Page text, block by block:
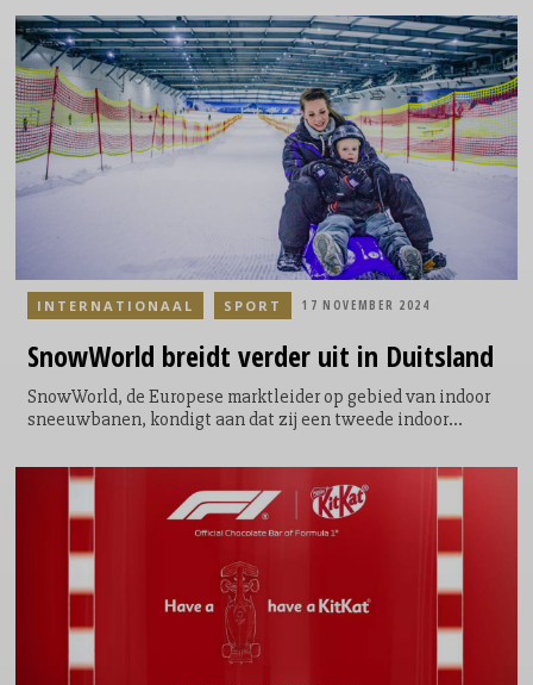
vooraanstaande golftoernooi. Emirates is momenteel
betrokken bij een wereldwijd netwerk van wedstrijden van
de DP World Tour, verspreid over meerdere continenten, met
als hoogtepunt de beroemde DP World Tour Championship -
een van de meest prestigieuze golftoernooien, dat
plaatsvindt in Dubai.
SnowWorld breidt verder uit in Duitsland
SnowWorld, de Europese marktleider op gebied van indoor
sneeuwbanen, kondigt aan dat zij een tweede indoor
Bispingen, gelegen ten zuiden van Hamburg, is naast
Alpenpark Neuss (Düsseldorf) de tweede locatie in
Duitsland van de groep. De locatie beschikt over een 300
meter lange piste, stoeltjeslift en een uitgebreid aanbod
van restaurants, vergaderzalen en een hotel en
INTERNATIONAAL SPORT 17 NOVEMBER 2024